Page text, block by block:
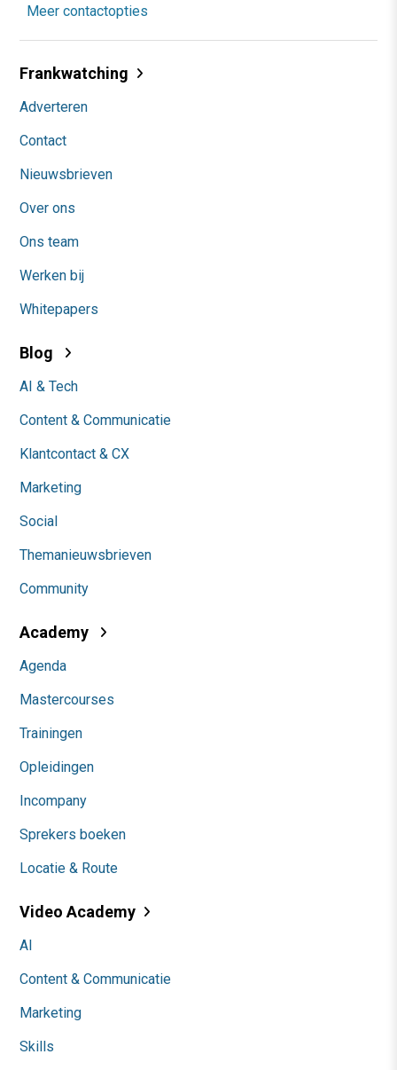
Meer contactopties
Frankwatching
Adverteren
Contact
Nieuwsbrieven
Over ons
Ons team
Werken bij
Whitepapers
Blog
AI & Tech
Content & Communicatie
Klantcontact & CX
Marketing
Social
Themanieuwsbrieven
Community
Academy
Agenda
Mastercourses
Trainingen
Opleidingen
Incompany
Sprekers boeken
Locatie & Route
Video Academy
AI
Content & Communicatie
Marketing
Skills